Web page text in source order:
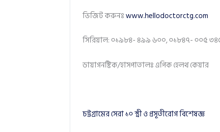
ভিজিট করুনঃwww.hellodoctorctg.com
সিরিয়াল: ০১৯৮৪- ৪৯৯ ৬০০, ০১৮৪৭- ০০৫
ডায়াগনষ্টিক/হাসপাতালঃ এপিক হেলথ কেয়ার
চট্টগ্রামের সেরা ১০ স্ত্রী ও প্রসূতীরোগ বিশেষজ্ঞ